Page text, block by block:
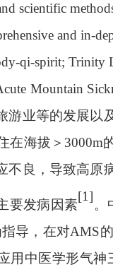
scientific
and in-
qi-spirit; Trinity
Mountain
游业等的发展以
在海拔＞3000m
不良，导致高原
要发病因素
[1]
。
导，在对AMS
用中医学形气